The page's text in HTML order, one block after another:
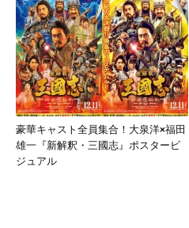
豪華キャスト全員集合！大泉洋×福田
雄一『新解釈・三國志』ポスタービ
ジュアル